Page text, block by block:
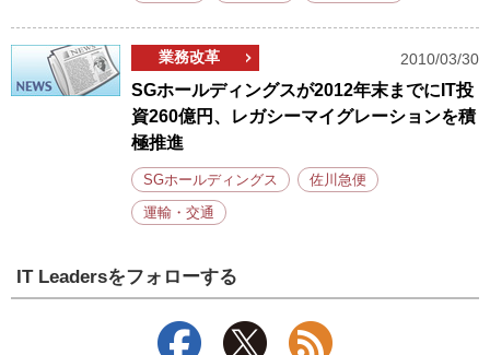
業務改革 2010/03/30
SGホールディングスが2012年末までにIT投
資260億円、レガシーマイグレーションを積
極推進
SGホールディングス 佐川急便
運輸・交通
IT Leadersをフォローする